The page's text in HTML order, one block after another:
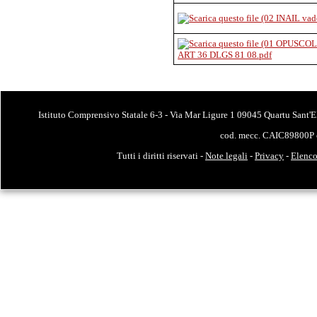
ART 36 DLGS 81 08.pdf
Istituto Comprensivo Statale 6-3 - Via Mar Ligure 1 09045 Quartu
cod. mecc.
Tutti i diritti riservati - Note legali - Privacy -